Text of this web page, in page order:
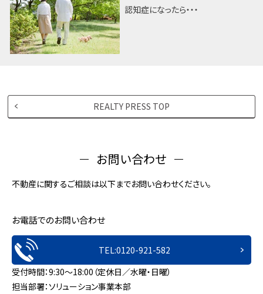
認知症になったら・・・
REALTY PRESS TOP
お問い合わせ
不動産に関するご相談は以下までお問い合わせください。
お電話でのお問い合わせ
TEL:0120-921-582
受付時間：9:30～18:00（定休日／水曜・日曜）
担当部署：ソリューション事業本部